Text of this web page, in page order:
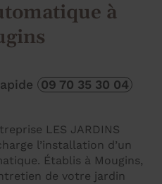
à
09 70 35 30 04
LES JARDINS
l’installation d’un
Établis à Mougins,
de votre jardin